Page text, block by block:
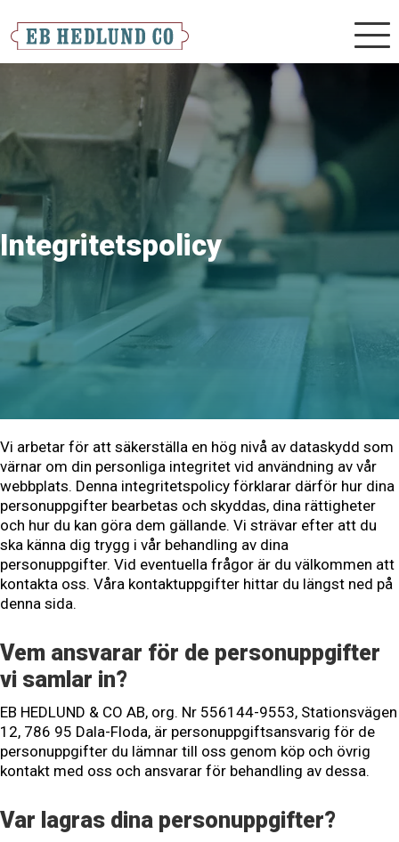
Integritetspolicy
Vi arbetar för att säkerställa en hög nivå av dataskydd som
värnar om din personliga integritet vid användning av vår
webbplats. Denna integritetspolicy förklarar därför hur dina
personuppgifter bearbetas och skyddas, dina rättigheter
och hur du kan göra dem gällande. Vi strävar efter att du
ska känna dig trygg i vår behandling av dina
personuppgifter. Vid eventuella frågor är du välkommen att
kontakta oss. Våra kontaktuppgifter hittar du längst ned på
denna sida.
Vem ansvarar för de personuppgifter
vi samlar in?
EB HEDLUND & CO AB, org. Nr 556144-9553, Stationsvägen
12, 786 95 Dala-Floda, är personuppgiftsansvarig för de
personuppgifter du lämnar till oss genom köp och övrig
kontakt med oss och ansvarar för behandling av dessa.
Var lagras dina personuppgifter?